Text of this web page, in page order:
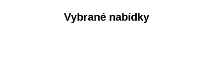
Vybrané nabídky